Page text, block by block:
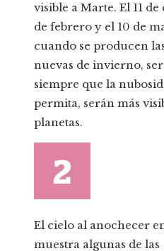
visible a Marte. El 11 de
de febrero y el 10 de
cuando se producen
nuevas de invierno,
siempre que la
permita, serán más
planetas.
El cielo al anochecer
muestra algunas de las